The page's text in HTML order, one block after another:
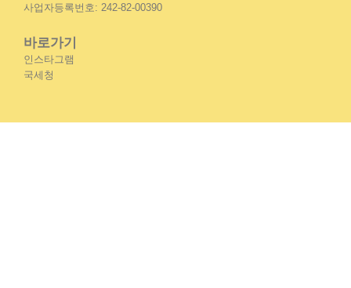
사업자등록번호: 242-82-00390
바로가기
인스타그램
국세청